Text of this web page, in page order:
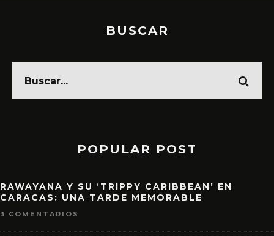
BUSCAR
POPULAR POST
RAWAYANA Y SU ‘TRIPPY CARIBBEAN’ EN
CARACAS: UNA TARDE MEMORABLE
3 COMENTARIOS